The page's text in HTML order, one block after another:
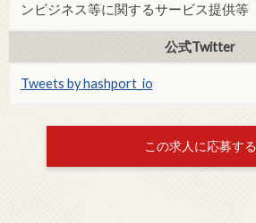
ンビジネス等に関するサービス提供等
公式Twitter
Tweets by hashport_io
この求人に応募する